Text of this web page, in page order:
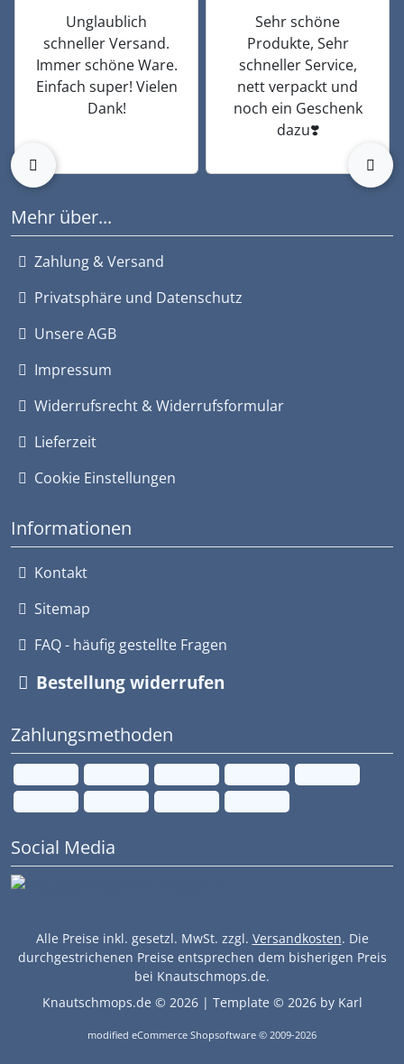
Unglaublich
schneller Versand.
Immer schöne Ware.
Einfach super! Vielen
Dank!
Sehr schöne
Produkte, Sehr
schneller Service,
nett verpackt und
noch ein Geschenk
dazu❣️
vor
Mehr über...
Zahlung & Versand
Privatsphäre und Datenschutz
Unsere AGB
Impressum
Widerrufsrecht & Widerrufsformular
Lieferzeit
Cookie Einstellungen
Informationen
Kontakt
Sitemap
FAQ - häufig gestellte Fragen
Bestellung widerrufen
Zahlungsmethoden
Social Media
Alle Preise inkl. gesetzl. MwSt. zzgl. Versandkosten. Die
durchgestrichenen Preise entsprechen dem bisherigen Preis
bei Knautschmops.de.
Knautschmops.de © 2026 | Template © 2026 by Karl
modified eCommerce Shopsoftware © 2009-2026